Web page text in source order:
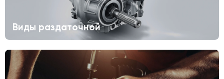
Виды раздаточной